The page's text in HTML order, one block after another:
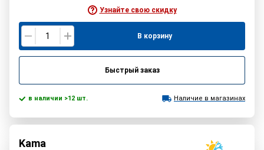
Узнайте свою скидку
В корзину
Быстрый заказ
в наличии >12 шт. Наличие в магазинах
Kama